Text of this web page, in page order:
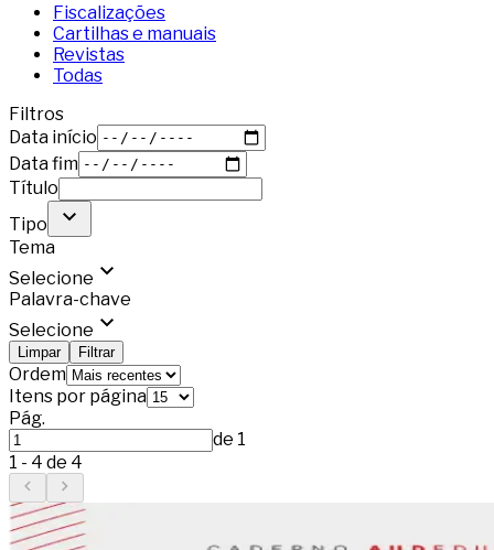
Fiscalizações
Cartilhas e manuais
Revistas
Todas
Filtros
Data início
Data fim
Título
Tipo
Tema
Selecione
Palavra-chave
Selecione
Limpar Filtrar
Ordem
Itens por página
Pág.
de 1
1 - 4 de 4